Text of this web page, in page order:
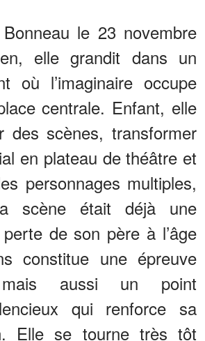
le 23 novembre
elle grandit dans un
où l’imaginaire occupe
centrale. Enfant, elle
des scènes, transformer
en plateau de théâtre et
personnages multiples,
scène était déjà une
de son père à l’âge
constitue une épreuve
mais aussi un point
qui renforce sa
Elle se tourne très tôt